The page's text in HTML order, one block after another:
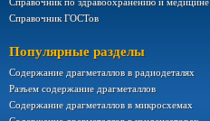
Справочник ГОСТов
Популярные разделы
Содержание драгметаллов в радиодеталях
Разъем содержание драгметаллов
Содержание драгметаллов в микросхемах